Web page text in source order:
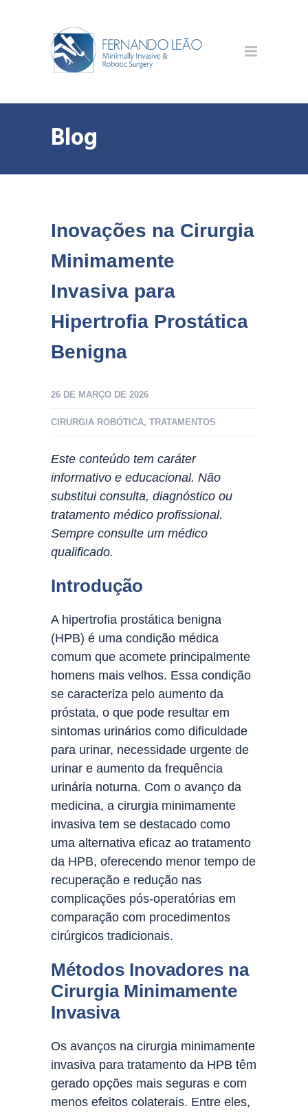
Blog
Inovações na Cirurgia
Minimamente
Invasiva para
Hipertrofia Prostática
Benigna
26 DE MARÇO DE 2026
CIRURGIA ROBÓTICA, TRATAMENTOS
Este conteúdo tem caráter
informativo e educacional. Não
substitui consulta, diagnóstico ou
tratamento médico profissional.
Sempre consulte um médico
qualificado.
Introdução
A hipertrofia prostática benigna
(HPB) é uma condição médica
comum que acomete principalmente
homens mais velhos. Essa condição
se caracteriza pelo aumento da
próstata, o que pode resultar em
sintomas urinários como dificuldade
para urinar, necessidade urgente de
urinar e aumento da frequência
urinária noturna. Com o avanço da
medicina, a cirurgia minimamente
invasiva tem se destacado como
uma alternativa eficaz ao tratamento
da HPB, oferecendo menor tempo de
recuperação e redução nas
complicações pós-operatórias em
comparação com procedimentos
cirúrgicos tradicionais.
Métodos Inovadores na
Cirurgia Minimamente
Invasiva
Os avanços na cirurgia minimamente
invasiva para tratamento da HPB têm
gerado opções mais seguras e com
menos efeitos colaterais. Entre eles,